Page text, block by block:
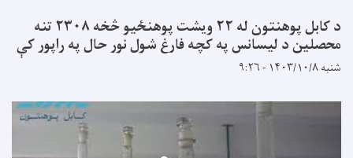
د کابل پوهنتون له ۲۲ ویشت پوهنځیو څخه ۲۳۰۸ تنه
محصلین د لیسانس په کچه فارغ شول نور حال په راپور کې
شنبه ۱۴۰۳/۱۰/۸ - ۹:۲۶